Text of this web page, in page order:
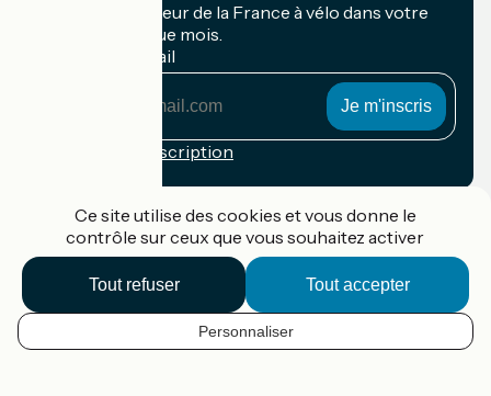
FR
Recevez le meilleur de la France à vélo dans votre
boîte mail chaque mois.
Mon adresse mail
Conditions d'inscription
Accueil Vélo Pro
Contact
Mentions légales
Ce site utilise des cookies et vous donne le
contrôle sur ceux que vous souhaitez activer
Tout accepter
Tout refuser
Personnaliser